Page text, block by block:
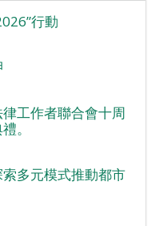
行動
工作者聯合會十周
。
多元模式推動都市